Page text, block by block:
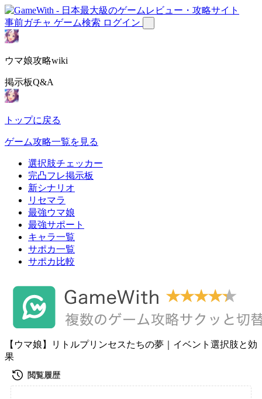
事前ガチャ ゲーム検索 ログイン
ウマ娘攻略wiki
掲示板Q&A
トップに戻る
ゲーム攻略一覧を見る
選択肢チェッカー
完凸フレ掲示板
新シナリオ
リセマラ
最強ウマ娘
最強サポート
キャラ一覧
サポカ一覧
サポカ比較
【ウマ娘】リトルプリンセスたちの夢｜イベント選択肢と効
果